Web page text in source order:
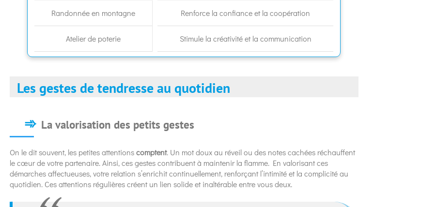
Randonnée en montagne Renforce la confiance et la coopération
Atelier de poterie Stimule la créativité et la communication
Les gestes de tendresse au quotidien
La valorisation des petits gestes
On le dit souvent, les petites attentionscomptent. Un mot doux au réveil ou des notes cachées réchauffent
le cœur de votre partenaire. Ainsi, ces gestes contribuent à maintenir la flamme. En valorisant ces
démarches affectueuses, votre relation s’enrichit continuellement, renforçant l’intimité et la complicité au
quotidien. Ces attentions régulières créent un lien solide et inaltérable entre vous deux.